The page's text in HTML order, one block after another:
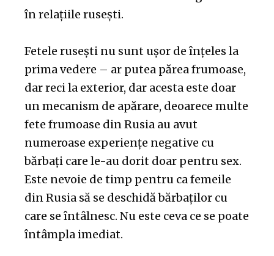
în relațiile rusești.
Fetele rusești nu sunt ușor de înțeles la
prima vedere – ar putea părea frumoase,
dar reci la exterior, dar acesta este doar
un mecanism de apărare, deoarece multe
fete frumoase din Rusia au avut
numeroase experiențe negative cu
bărbați care le-au dorit doar pentru sex.
Este nevoie de timp pentru ca femeile
din Rusia să se deschidă bărbaților cu
care se întâlnesc. Nu este ceva ce se poate
întâmpla imediat.